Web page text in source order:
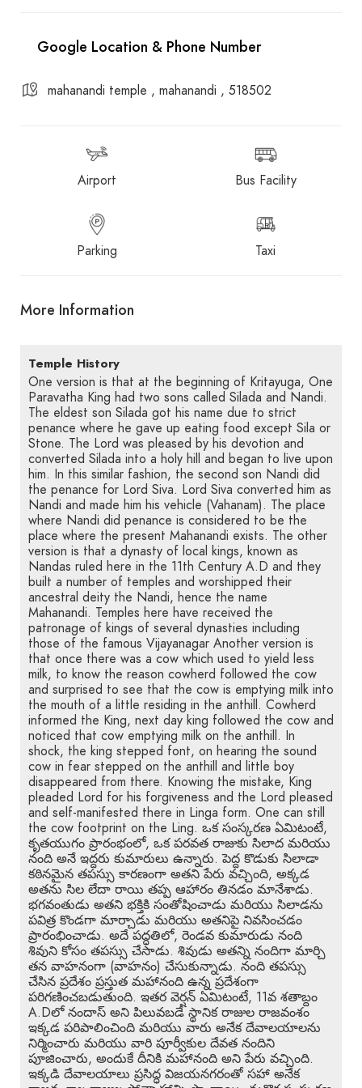
mahanandi temple , mahanandi , 518502
Airport Bus Facility
Parking Taxi
More Information
Temple History
One version is that at the beginning of Kritayuga, One
Paravatha King had two sons called Silada and Nandi.
The eldest son Silada got his name due to strict
penance where he gave up eating food except Sila or
Stone. The Lord was pleased by his devotion and
converted Silada into a holy hill and began to live upon
him. In this similar fashion, the second son Nandi did
the penance for Lord Siva. Lord Siva converted him as
Nandi and made him his vehicle (Vahanam). The place
where Nandi did penance is considered to be the
place where the present Mahanandi exists. The other
version is that a dynasty of local kings, known as
Nandas ruled here in the 11th Century A.D and they
built a number of temples and worshipped their
ancestral deity the Nandi, hence the name
Mahanandi. Temples here have received the
patronage of kings of several dynasties including
those of the famous Vijayanagar Another version is
that once there was a cow which used to yield less
milk, to know the reason cowherd followed the cow
and surprised to see that the cow is emptying milk into
the mouth of a little residing in the anthill. Cowherd
informed the King, next day king followed the cow and
noticed that cow emptying milk on the anthill. In
shock, the king stepped font, on hearing the sound
cow in fear stepped on the anthill and little boy
disappeared from there. Knowing the mistake, King
pleaded Lord for his forgiveness and the Lord pleased
and self-manifested there in Linga form. One can still
the cow footprint on the Ling. ఒక సంస్కరణ ఏమిటంటే,
కృతయుగం ప్రారంభంలో, ఒక పరవత రాజుకు సిలాద మరియు
నంది అనే ఇద్దరు కుమారులు ఉన్నారు. పెద్ద కొడుకు సిలాడా
కఠినమైన తపస్సు కారణంగా అతని పేరు వచ్చింది, అక్కడ
అతను సిల లేదా రాయి తప్ప ఆహారం తినడం మానేశాడు.
భగవంతుడు అతని భక్తికి సంతోషించాడు మరియు సిలాడను
పవిత్ర కొండగా మార్చాడు మరియు అతనిపై నివసించడం
ప్రారంభించాడు. అదే పద్ధతిలో, రెండవ కుమారుడు నంది
శివుని కోసం తపస్సు చేసాడు. శివుడు అతన్ని నందిగా మార్చి
తన వాహనంగా (వాహనం) చేసుకున్నాడు. నంది తపస్సు
చేసిన ప్రదేశం ప్రస్తుత మహానంది ఉన్న ప్రదేశంగా
పరిగణించబడుతుంది. ఇతర వెర్షన్ ఏమిటంటే, 11వ శతాబ్దం
A.Dలో నందాస్ అని పిలువబడే స్థానిక రాజుల రాజవంశం
ఇక్కడ పరిపాలించింది మరియు వారు అనేక దేవాలయాలను
నిర్మించారు మరియు వారి పూర్వీకుల దేవత నందిని
పూజించారు, అందుకే దీనికి మహానంది అని పేరు వచ్చింది.
ఇక్కడి దేవాలయాలు ప్రసిద్ధ విజయనగరంతో సహా అనేక